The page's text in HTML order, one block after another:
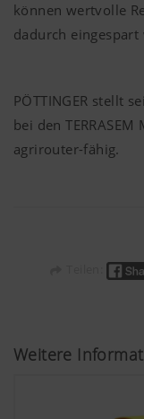
können wertvolle
dadurch eingespart
PÖTTINGER stellt
bei den
agrirouter-fähig.
Weitere